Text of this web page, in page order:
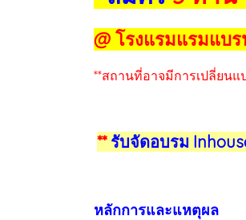
@ โรงแรมแรมแบ
**สถานที่อาจมีการเปลี่ยนแ
**รับจัดอบรม
หลักการและแหตุผล